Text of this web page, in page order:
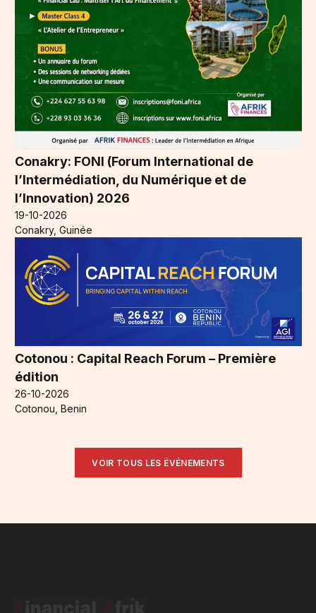
Conakry: FONI (Forum International de
l’Intermédiation, du Numérique et de
l’Innovation) 2026
19-10-2026
Conakry, Guinée
Cotonou : Capital Reach Forum – Première
édition
26-10-2026
Cotonou, Benin
VOIR TOUS LES ÉVÉNEMENTS